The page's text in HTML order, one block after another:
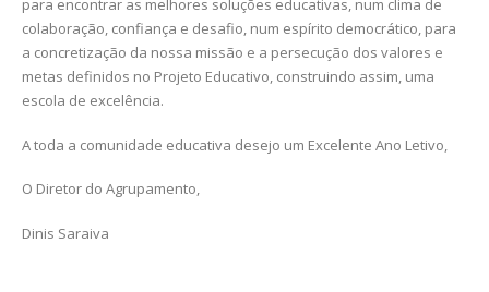
para encontrar as melhores soluções educativas, num clima de
colaboração, confiança e desafio, num espírito democrático, para
a concretização da nossa missão e a persecução dos valores e
metas definidos no Projeto Educativo, construindo assim, uma
escola de excelência.
A toda a comunidade educativa desejo um Excelente Ano Letivo,
O Diretor do Agrupamento,
Dinis Saraiva